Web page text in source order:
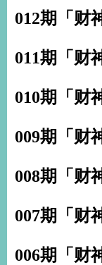
012期「财
011期「财
010期「财
009期「财
008期「财
007期「财
006期「财